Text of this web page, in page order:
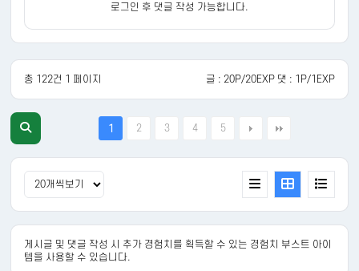
로그인 후 댓글 작성 가능합니다.
총 122건 1 페이지 글 : 20P/20EXP 댓 : 1P/1EXP
1 2 3 4 5
게시글 및 댓글 작성 시 추가 경험치를 획득할 수 있는 경험치 부스트 아이
템을 사용할 수 있습니다.